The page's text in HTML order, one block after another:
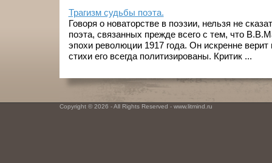
Трагизм судьбы поэта.
Говоря о новаторстве в поэзии, нельзя не
поэта, связанных прежде всего с тем, что
эпохи революции 1917 года. Он искренне
стихи его всегда политизированы. Критик ...
Copyright © 2026 - All Rights Reserved - www.litmind.ru